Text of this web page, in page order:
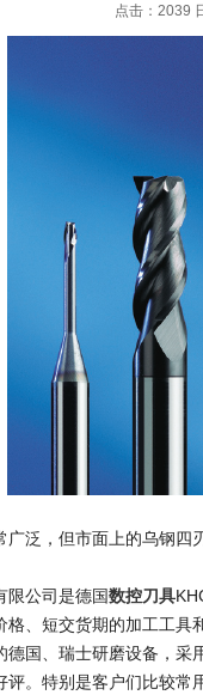
点击：2039
广泛，但市面上的乌钢四
限公司是德国数控刀具
、短交货期的加工工具
德国、瑞士研磨设备，
评。特别是客户们比较常